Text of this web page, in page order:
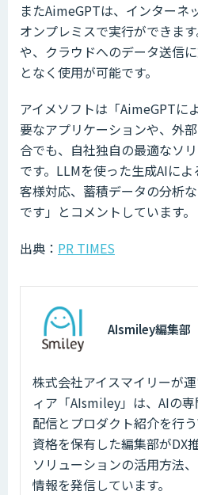
またAimeGPTは、インターネ
オンプレミスで実行ができま
や、クラウドへのデータ送信
となく使用が可能です。
アイメソフトは「AimeGPTに
要なアプリケーションや、外
合でも、自社独自の最適なソ
です。LLMを使った生成AIに
客様対応、蓄積データの分析
です」とコメントしています。
出典： PR TIMES
AIsmiley編集部
株式会社アイスマイリーが
ィア「AIsmiley」は、AIの
配信とプロダクト紹介を行
資格を保有した編集部がDX
ソリューションの活用方法
情報を発信しています。